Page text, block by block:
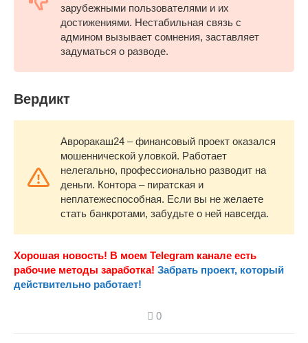
зарубежными пользователями и их
достижениями. Нестабильная связь с
админом вызывает сомнения, заставляет
задуматься о разводе.
Вердикт
Авроракаш24 – финансовый проект оказался
мошеннической уловкой. Работает
нелегально, профессионально разводит на
деньги. Контора – пиратская и
неплатежеспособная. Если вы не желаете
стать банкротами, забудьте о ней навсегда.
Хорошая новость! В моем Telegram канале есть
рабочие методы заработка! Забрать проект, который
действительно работает!
0